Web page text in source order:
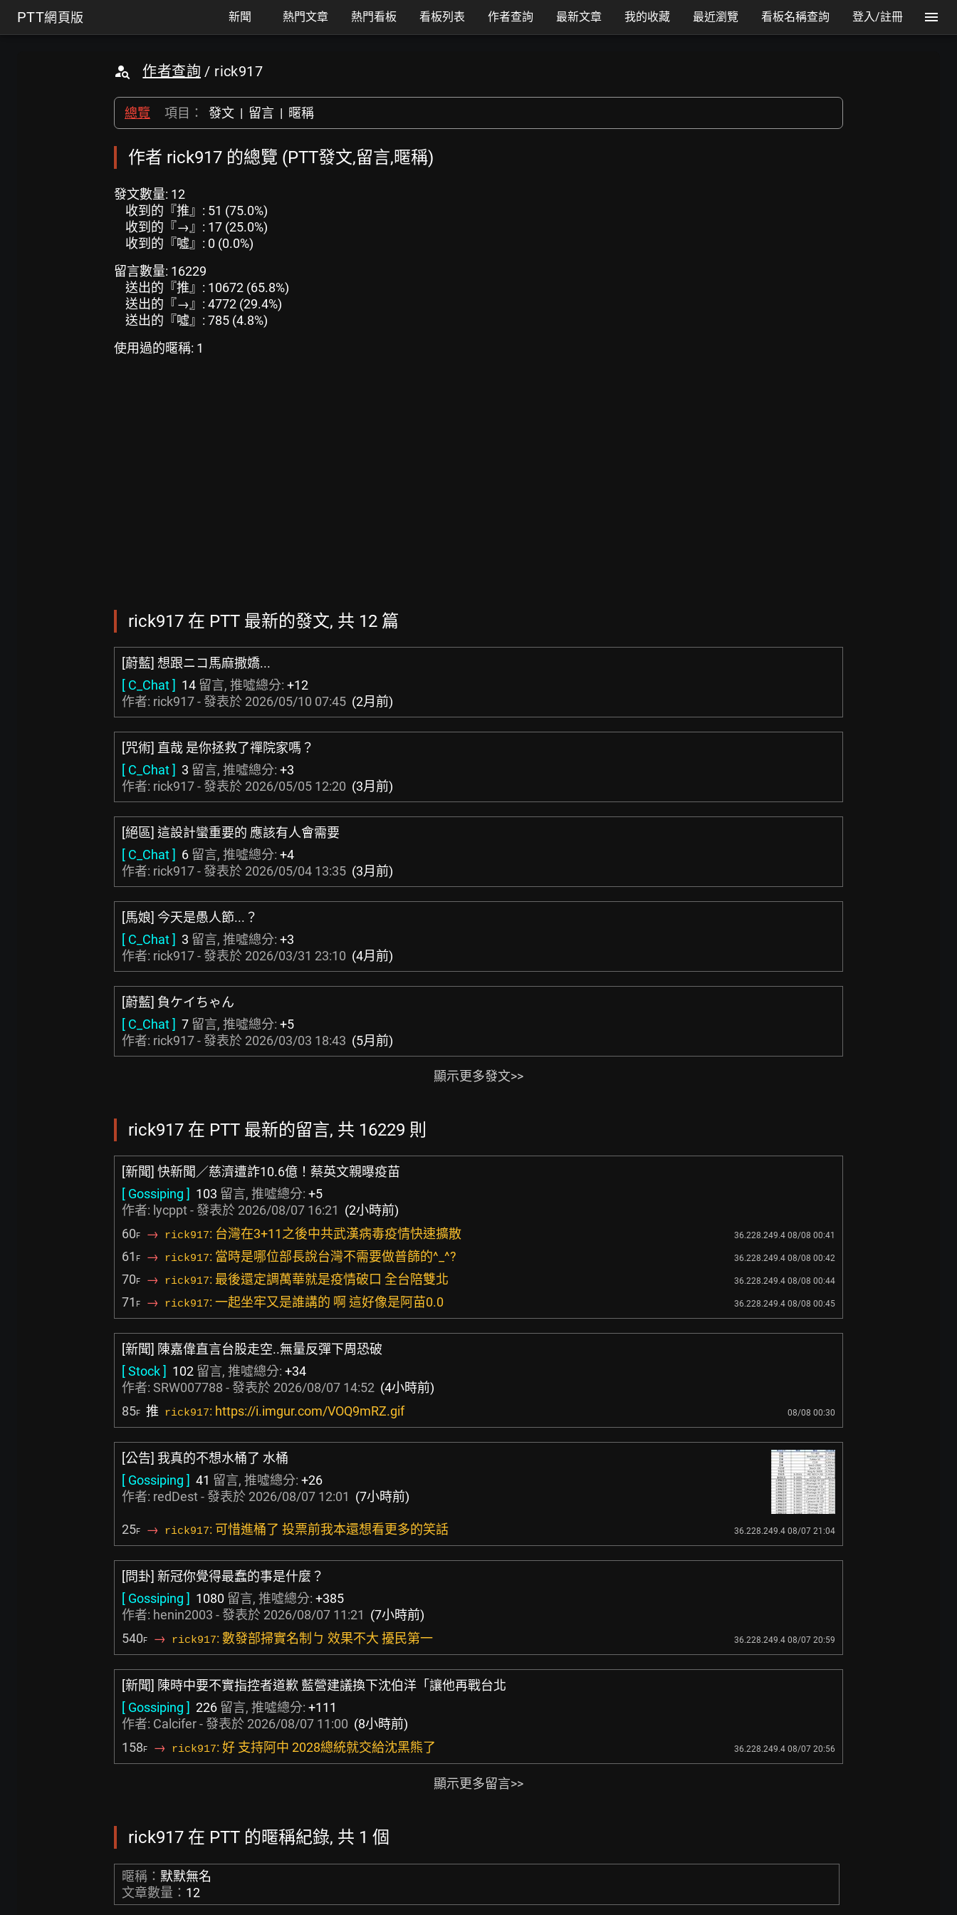
PTT網頁版 新聞 熱門文章 熱門看板 看板列表 作者查詢 最新文章 我的收藏 最近瀏覽 看板名稱查詢 登入/註冊
作者查詢 / rick917
總覽 項目： 發文 | 留言 | 暱稱
作者 rick917 的總覽 (PTT發文,留言,暱稱)
發文數量: 12
收到的『推』: 51 (75.0%)
收到的『→』: 17 (25.0%)
收到的『噓』: 0 (0.0%)
留言數量: 16229
送出的『推』: 10672 (65.8%)
送出的『→』: 4772 (29.4%)
送出的『噓』: 785 (4.8%)
使用過的暱稱: 1
rick917 在 PTT 最新的發文, 共 12 篇
[蔚藍] 想跟ニコ馬麻撒嬌...
[ C_Chat ] 14 留言, 推噓總分: +12
作者: rick917 - 發表於 2026/05/10 07:45 (2月前)
[咒術] 直哉 是你拯救了禪院家嗎？
[ C_Chat ] 3 留言, 推噓總分: +3
作者: rick917 - 發表於 2026/05/05 12:20 (3月前)
[絕區] 這設計蠻重要的 應該有人會需要
[ C_Chat ] 6 留言, 推噓總分: +4
作者: rick917 - 發表於 2026/05/04 13:35 (3月前)
[馬娘] 今天是愚人節...？
[ C_Chat ] 3 留言, 推噓總分: +3
作者: rick917 - 發表於 2026/03/31 23:10 (4月前)
[蔚藍] 負ケイちゃん
[ C_Chat ] 7 留言, 推噓總分: +5
作者: rick917 - 發表於 2026/03/03 18:43 (5月前)
顯示更多發文>>
rick917 在 PTT 最新的留言, 共 16229 則
[新聞] 快新聞／慈濟遭詐10.6億！蔡英文親曝疫苗
[ Gossiping ] 103 留言, 推噓總分: +5
作者: lycppt- 發表於 2026/08/07 16:21 (2小時前)
60F → rick917: 台灣在3+11之後中共武漢病毒疫情快速擴散 36.228.249.4 08/08 00:41
61 F → rick917: 當時是哪位部長說台灣不需要做普篩的^_^? 36.228.249.4 08/08 00:42
70F → rick917: 最後還定調萬華就是疫情破口 全台陪雙北 36.228.249.4 08/08 00:44
71 F → rick917: 一起坐牢又是誰講的 啊 這好像是阿苗0.0 36.228.249.4 08/08 00:45
[新聞] 陳嘉偉直言台股走空..無量反彈下周恐破
[ Stock ] 102 留言, 推噓總分: +34
作者: SRW007788 - 發表於 2026/08/07 14:52 (4小時前)
85F 推 rick917: https://i.imgur.com/VOQ9mRZ.gif 08/08 00:30
[公告] 我真的不想水桶了 水桶
[ Gossiping ] 41 留言, 推噓總分: +26
作者: redDest- 發表於 2026/08/07 12:01 (7小時前)
25F → rick917: 可惜進桶了 投票前我本還想看更多的笑話 36.228.249.4 08/07 21:04
[問卦] 新冠你覺得最蠢的事是什麼？
[ Gossiping ] 1080 留言, 推噓總分: +385
作者: henin2003 - 發表於 2026/08/07 11:21 (7小時前)
540F → rick917: 數發部掃實名制ㄅ 效果不大 擾民第一 36.228.249.4 08/07 20:59
[新聞] 陳時中要不實指控者道歉 藍營建議換下沈伯洋「讓他再戰台北
[ Gossiping ] 226 留言, 推噓總分: +111
作者: Calcifer- 發表於 2026/08/07 11:00 (8小時前)
158F → rick917: 好 支持阿中 2028總統就交給沈黑熊了 36.228.249.4 08/07 20:56
顯示更多留言>>
rick917 在 PTT 的暱稱紀錄, 共 1 個
暱稱： 默默無名
文章數量： 12